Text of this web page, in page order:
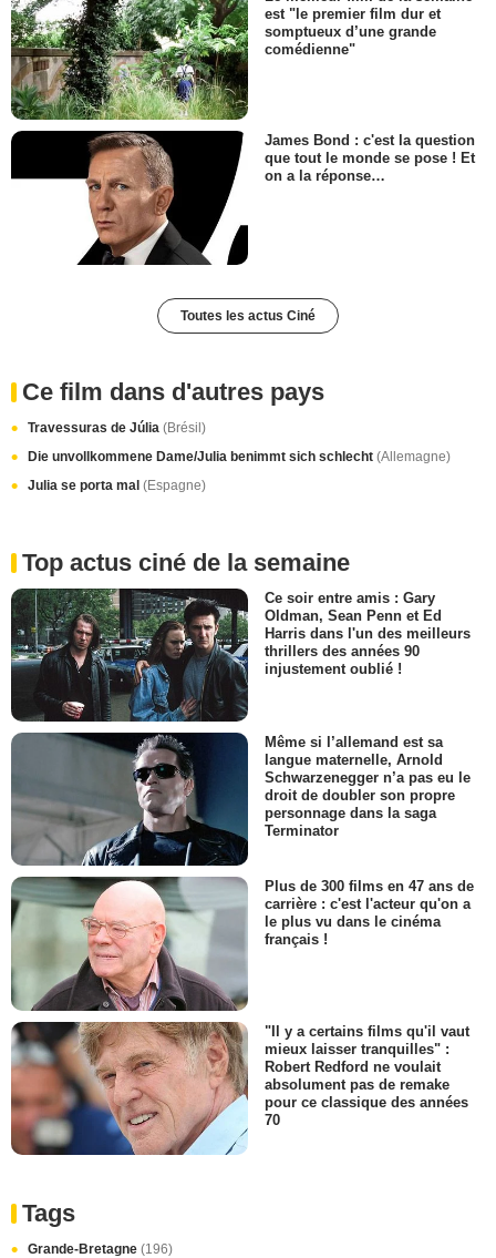
est "le premier film dur et
somptueux d’une grande
comédienne"
James Bond : c'est la question
que tout le monde se pose ! Et
on a la réponse…
Toutes les actus Ciné
Ce film dans d'autres pays
Travessuras de Júlia (Brésil)
Die unvollkommene Dame/Julia benimmt sich schlecht (Allemagne)
Julia se porta mal (Espagne)
Top actus ciné de la semaine
Ce soir entre amis : Gary
Oldman, Sean Penn et Ed
Harris dans l'un des meilleurs
thrillers des années 90
injustement oublié !
Même si l’allemand est sa
langue maternelle, Arnold
Schwarzenegger n’a pas eu le
droit de doubler son propre
personnage dans la saga
Terminator
Plus de 300 films en 47 ans de
carrière : c'est l'acteur qu'on a
le plus vu dans le cinéma
français !
"Il y a certains films qu'il vaut
mieux laisser tranquilles" :
Robert Redford ne voulait
absolument pas de remake
pour ce classique des années
70
Tags
Grande-Bretagne (196)